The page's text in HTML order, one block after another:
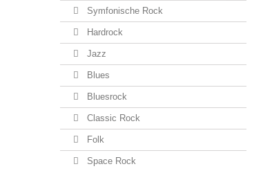
Symfonische Rock
Hardrock
Jazz
Blues
Bluesrock
Classic Rock
Folk
Space Rock